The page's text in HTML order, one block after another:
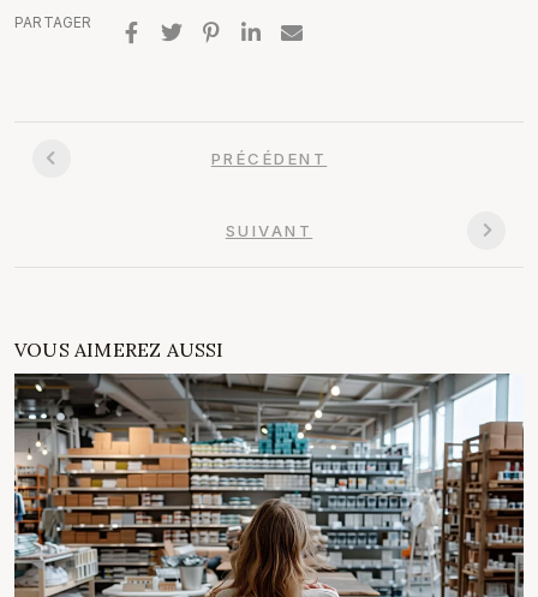
PARTAGER
PRÉCÉDENT
SUIVANT
VOUS AIMEREZ AUSSI